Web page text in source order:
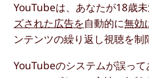
YouTubeは、あなたが18歳
ズされた広告を自動的に無効
ンテンツの繰り返し視聴を制
YouTubeのシステムが誤っ